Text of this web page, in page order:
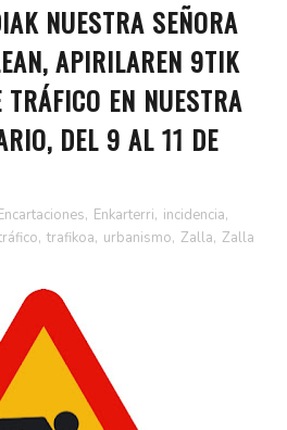
NUESTRA SEÑORA
APIRILAREN 9TIK
EN NUESTRA
DEL 9 AL 11 DE
, Enkarterri, incidencia,
, trafikoa, urbanismo, Zalla, Zalla